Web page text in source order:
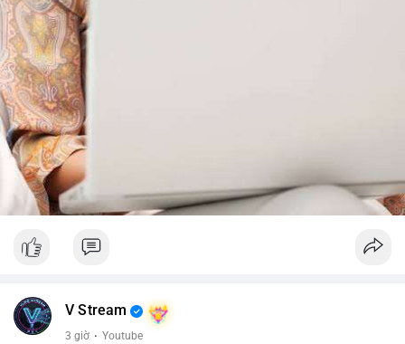
V Stream
3 giờ · Youtube